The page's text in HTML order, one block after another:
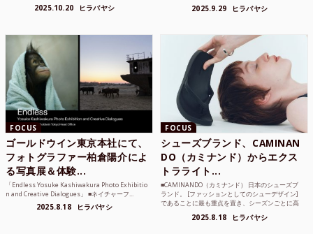
2025.10.20 ヒラバヤシ 2025.9.29 ヒラバヤシ
FOCUS
ゴールドウイン東京本社にて、
フォトグラファー柏倉陽介によ
る写真展＆体験...
「Endless Yosuke Kashiwakura Photo Exhibitio
n and Creative Dialogues」 ■ネイチャーフ...
2025.8.18 ヒラバヤシ
FOCUS
シューズブランド、CAMINAN
DO（カミナンド）からエクス
トラライト...
■CAMINANDO（カミナンド） 日本のシューズブ
ランド。 [ファッションとしてのシューデザイン]
であることに最も重点を置き、シーズンごとに高
2025.8.18 ヒラバヤシ